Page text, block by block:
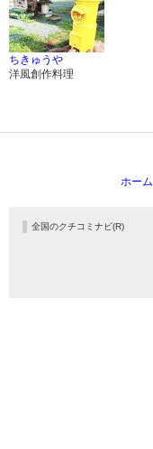
ちきゅうや
洋風創作料理
ホーム
全国のクチコミナビ(R)